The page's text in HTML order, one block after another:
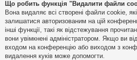
Що робить функція "Видалити файли
Вона видаляє всі створені файли cookie,
залишатися авторизованим на цій
інші функції, такі як відстежування
вони увімкнені адміністратором. Якщо ви
входом на конференцію або виходом з
видалення куків може допомогти.